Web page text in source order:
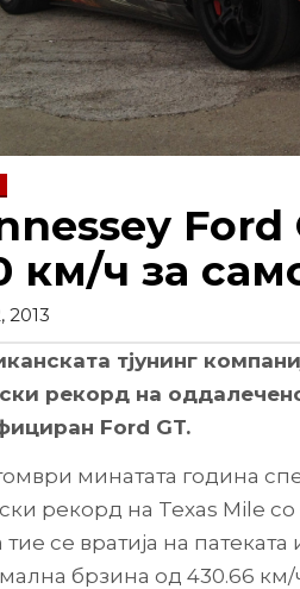
Ford
км/ч за
тјунинг
рекорд на
Ford GT.
минатата година
рекорд на Texas Mile
тие се вратија на патеката
брзина од 430.66 км/